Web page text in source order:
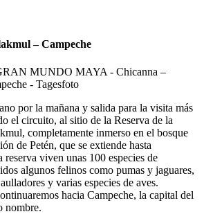
– Campeche
por la mañana y salida para la visita más
el circuito, al sitio de la Reserva de la
completamente inmerso en el bosque
de Petén, que se extiende hasta
reserva viven unas 100 especies de
algunos felinos como pumas y jaguares,
y varias especies de aves.
hacia Campeche, la capital del
nombre.